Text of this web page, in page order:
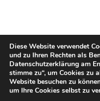
Diese Website verwendet
und zu Ihren Rechten als
Datenschutzerklärung am
stimme zu“, um Cookies zu
Website besuchen zu
um Ihre Cookies selbst zu